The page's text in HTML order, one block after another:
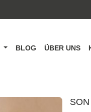
BLOG ÜBER UNS